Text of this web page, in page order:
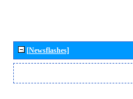
[Newsflashes]